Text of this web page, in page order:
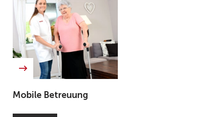
Mobile Betreuung